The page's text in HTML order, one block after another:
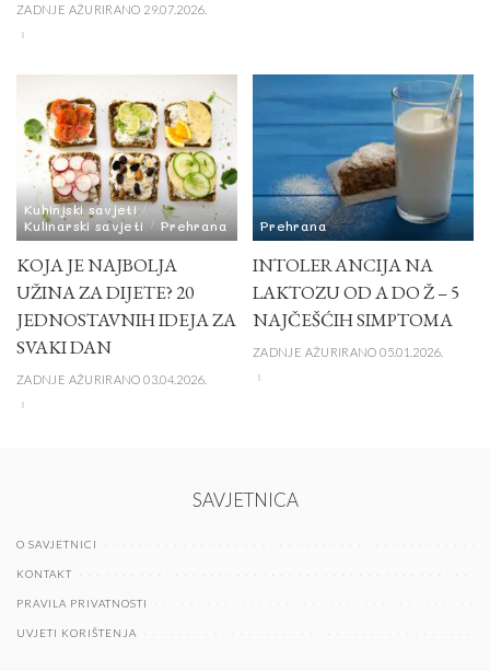
ZADNJE AŽURIRANO 29.07.2026.
Kuhinjski savjeti
Kulinarski savjeti
Prehrana
KOJA JE NAJBOLJA
UŽINA ZA DIJETE? 20
JEDNOSTAVNIH IDEJA ZA
SVAKI DAN
ZADNJE AŽURIRANO 03.04.2026.
Prehrana
INTOLERANCIJA NA
LAKTOZU OD A DO Ž – 5
NAJČEŠĆIH SIMPTOMA
ZADNJE AŽURIRANO 05.01.2026.
SAVJETNICA
O SAVJETNICI
KONTAKT
PRAVILA PRIVATNOSTI
UVJETI KORIŠTENJA